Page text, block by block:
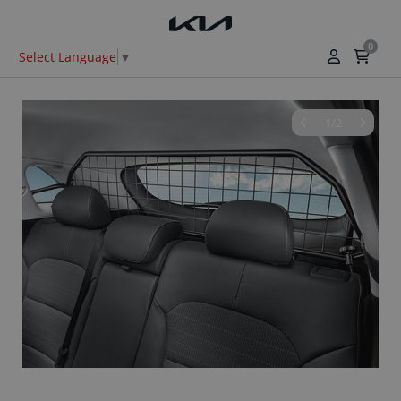
Select Language ▼
0